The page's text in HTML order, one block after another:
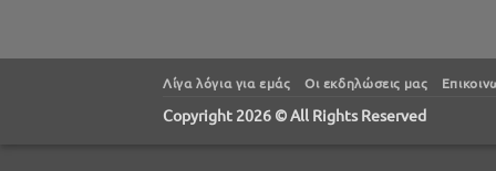
Λίγα λόγια για εμάς Oι εκδηλώσεις μας
Copyright 2026 © All Rights Reserved